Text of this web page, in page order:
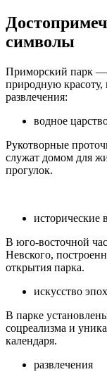
символы
Приморский парк —
природную красоту,
развлечения:
водное
Рукотворные
служат домом для
прогулок.
исторические
В юго-восточной
Невского,
открытия парка.
искусство
В парке
соцреализма и
календаря.
развлечения